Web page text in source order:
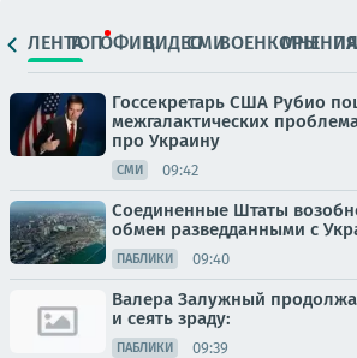
ЛЕНТАТОПОФИЦ.ВИДЕОСМИВОЕНКОРЫ
Госсекретарь США Рубио
межгалактических
про Украину
СМИ 09:42
Соединенные Штаты
обмен разведданными с
ПАБЛИКИ 09:40
Валера Залужный
и сеять зраду:
ПАБЛИКИ 09:39